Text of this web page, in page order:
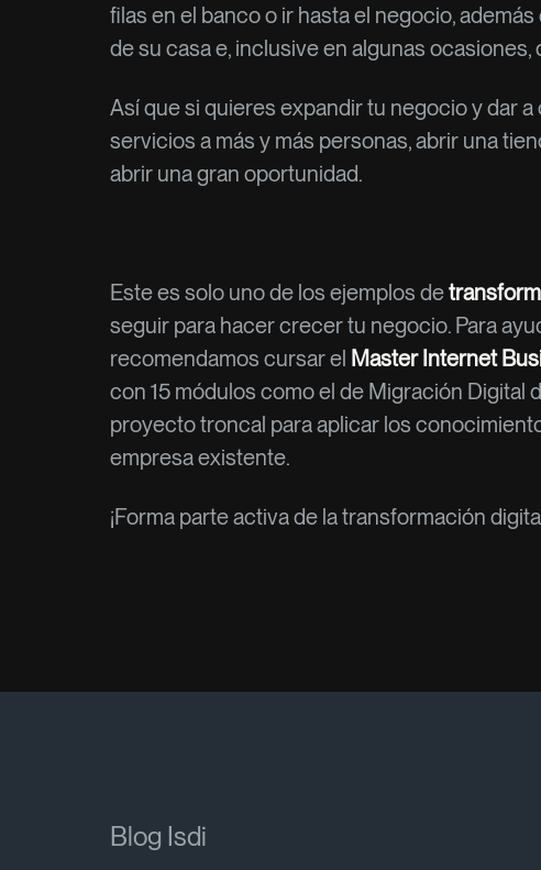
filas en el banco o ir hasta el negocio,
de su casa e, inclusive en algunas
Así que si quieres expandir tu negocio y dar
servicios a más y más personas, abrir una
abrir una gran oportunidad.
Este es solo uno de los ejemplos de
seguir para hacer crecer tu negocio. Para
recomendamos cursar el Master Internet
con 15 módulos como el de Migración Digital
proyecto troncal para aplicar los
empresa existente.
¡Forma parte activa de la transformación
Blog Isdi